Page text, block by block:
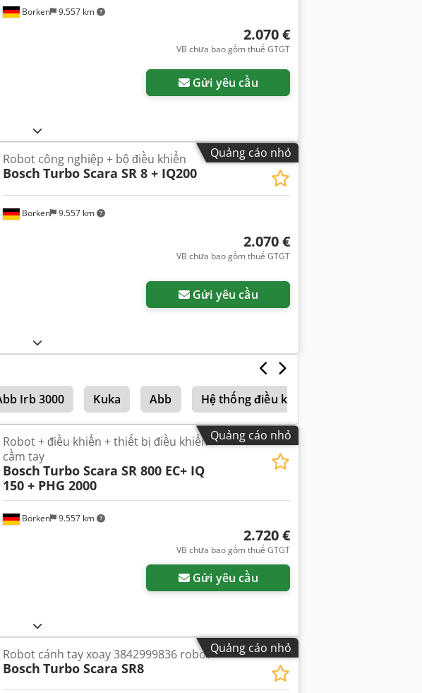
Borken 9.557 km
2.070 €
VB chưa bao gồm thuế GTGT
Gửi yêu cầu
Quảng cáo nhỏ
Borken 9.557 km
Robot công nghiệp + bộ điều khiển
Bosch Turbo Scara SR 8 + IQ200
2.070 €
VB chưa bao gồm thuế GTGT
Gửi yêu cầu
Irb 3000 Kuka Abb Hệ thống điều khiển
Quảng cáo nhỏ
Borken 9.557 km
Robot + điều khiển + thiết bị điều khiển
cầm tay
Bosch Turbo Scara SR 800 EC+ IQ
150 + PHG 2000
2.720 €
VB chưa bao gồm thuế GTGT
Gửi yêu cầu
Quảng cáo nhỏ
Robot cánh tay xoay 3842999836 robot
Bosch Turbo Scara SR8